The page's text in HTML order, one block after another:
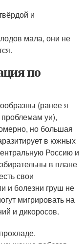
и
мала, они не
по
(ранее я
уи),
но большая
в южных
Россию и
в плане
свои
и болезни груш не
мигрировать на
и дикоросов.